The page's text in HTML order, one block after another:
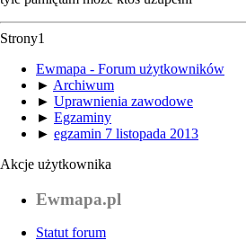
Strony1
Ewmapa - Forum użytkowników
► Archiwum
► Uprawnienia zawodowe
► Egzaminy
► egzamin 7 listopada 2013
Akcje użytkownika
Ewmapa.pl
Statut forum